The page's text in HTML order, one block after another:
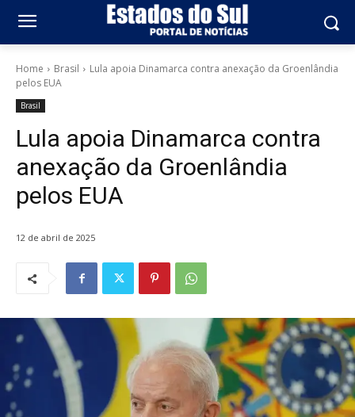
Home Brasil
Lula apoia Dinamarca contra anexação da Groenlândia
pelos EUA
Brasil
Lula apoia Dinamarca contra
anexação da Groenlândia
pelos EUA
12 de abril de 2025